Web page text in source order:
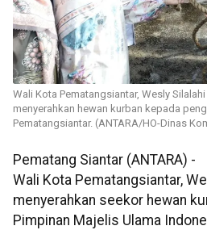
Wali Kota Pematangsiantar, Wesly
menyerahkan hewan kurban kepada
Pematangsiantar. (ANTARA/HO-Dinas
Pematang Siantar (ANTARA) -
Wali Kota Pematangsiantar,
menyerahkan seekor hewan
Pimpinan Majelis Ulama